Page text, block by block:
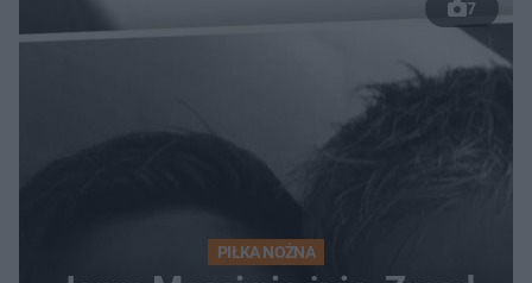
7
PIŁKA NOŻNA